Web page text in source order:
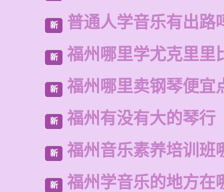
新 普通人学音乐有出路
新 福州哪里学尤克里里
新 福州哪里卖钢琴便宜
新 福州有没有大的琴行
新 福州音乐素养培训班
新 福州学音乐的地方在